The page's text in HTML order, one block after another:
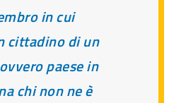
in cui
cittadino di un
paese in
chi non ne è